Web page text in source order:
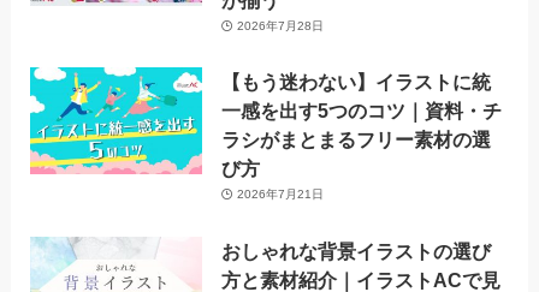
2026年7月28日
【もう迷わない】イラストに統
一感を出す5つのコツ｜資料・チ
ラシがまとまるフリー素材の選
び方
2026年7月21日
おしゃれな背景イラストの選び
方と素材紹介｜イラストACで見